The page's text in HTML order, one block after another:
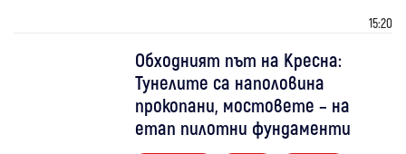
15:20
Обходният път на Кресна:
Тунелите са наполовина
прокопани, мостовете – на
етап пилотни фундаменти